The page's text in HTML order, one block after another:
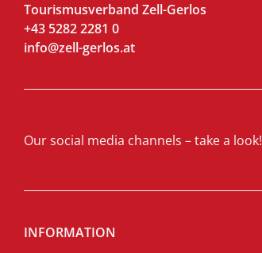
Tourismusverband Zell-Gerlos
+43 5282 2281 0
info@zell-gerlos.at
Our social media channels – take a look!
INFORMATION